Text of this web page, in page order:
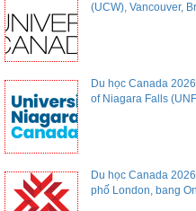
(UCW), Vancouver,
Du học Canada
of Niagara Falls
Du học Canada
phố London, bang